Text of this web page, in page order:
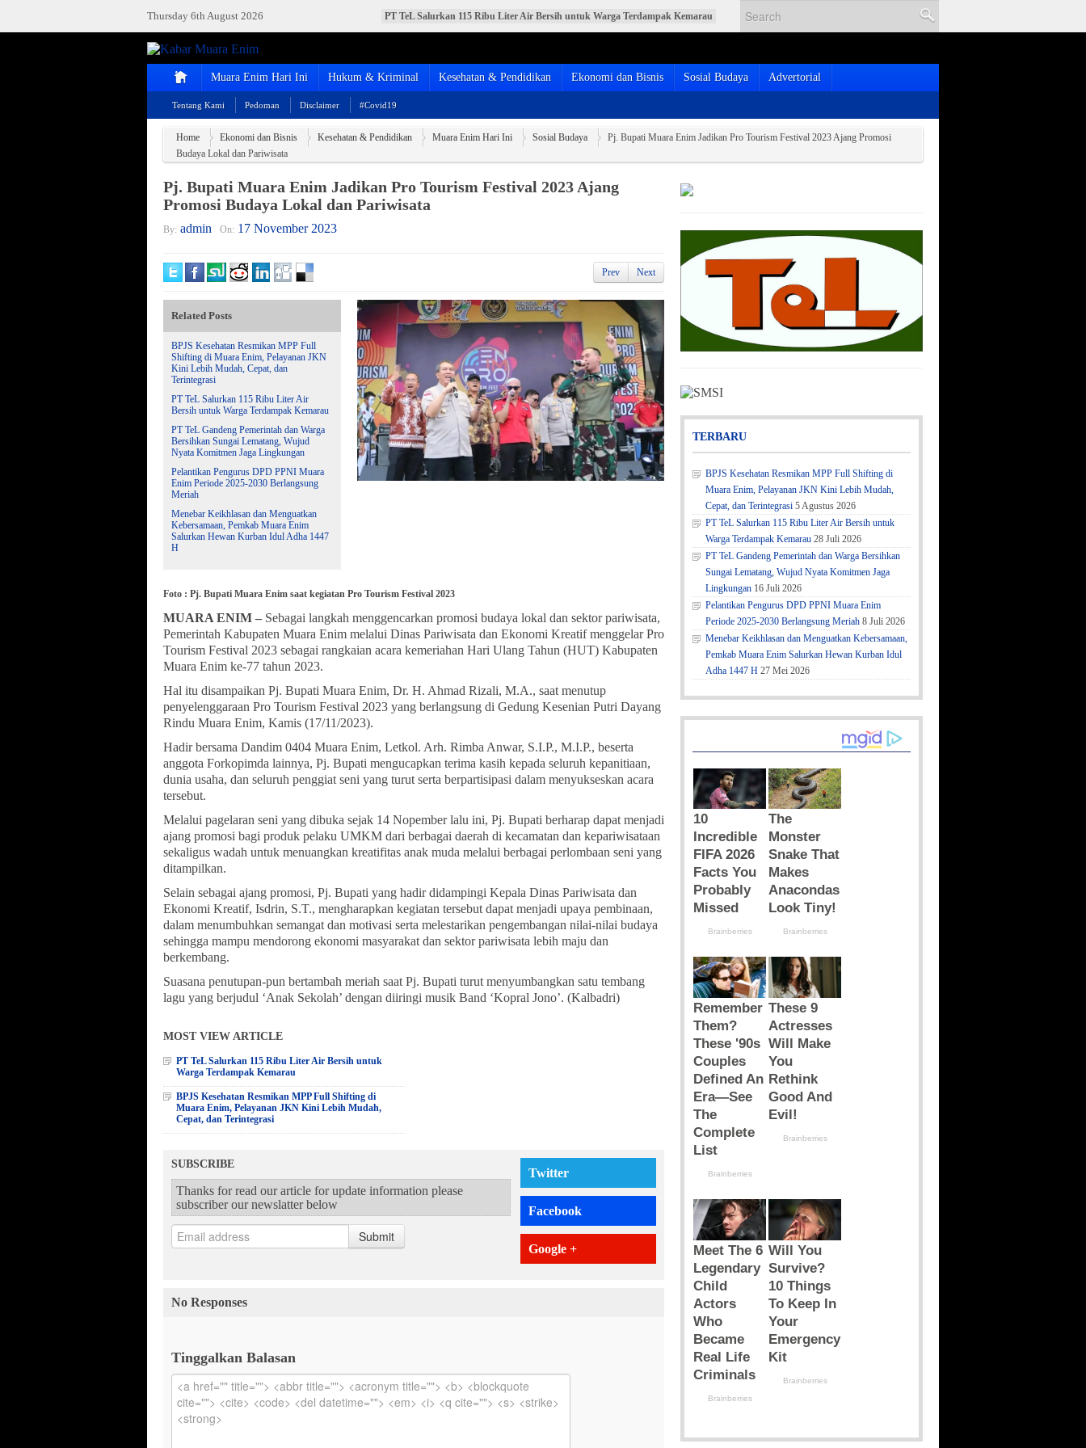
Thursday 6th August 2026
PT TeL Salurkan 115 Ribu Liter Air Bersih untuk Warga Terdampak Kemarau
Meriah
Menebar Keikhlasan dan Menguatkan Kebersamaan, Pemkab Muara Enim
Salurkan Hewan Kurban Idul Adha 1447 H
Muara Enim Hari Ini Hukum & Kriminal Kesehatan & Pendidikan Ekonomi dan Bisnis Sosial Budaya Advertorial
Tentang Kami Pedoman Disclaimer #Covid19
Home Ekonomi dan Bisnis Kesehatan & Pendidikan Muara Enim Hari Ini Sosial Budaya
Pj. Bupati Muara Enim Jadikan Pro Tourism Festival 2023 Ajang Promosi
Budaya Lokal dan Pariwisata
Pj. Bupati Muara Enim Jadikan Pro Tourism Festival 2023 Ajang
Promosi Budaya Lokal dan Pariwisata
By: admin On: 17 November 2023
Prev Next
Related Posts
BPJS Kesehatan Resmikan MPP Full
Shifting di Muara Enim, Pelayanan JKN
Kini Lebih Mudah, Cepat, dan
Terintegrasi
PT TeL Salurkan 115 Ribu Liter Air
Bersih untuk Warga Terdampak Kemarau
PT TeL Gandeng Pemerintah dan Warga
Bersihkan Sungai Lematang, Wujud
Nyata Komitmen Jaga Lingkungan
Pelantikan Pengurus DPD PPNI Muara
Enim Periode 2025-2030 Berlangsung
Meriah
Menebar Keikhlasan dan Menguatkan
Kebersamaan, Pemkab Muara Enim
Salurkan Hewan Kurban Idul Adha 1447
H
Foto : Pj. Bupati Muara Enim saat kegiatan Pro Tourism Festival 2023
MUARA ENIM – Sebagai langkah menggencarkan promosi budaya lokal dan sektor pariwisata,
Pemerintah Kabupaten Muara Enim melalui Dinas Pariwisata dan Ekonomi Kreatif menggelar Pro
Tourism Festival 2023 sebagai rangkaian acara kemeriahan Hari Ulang Tahun (HUT) Kabupaten
Muara Enim ke-77 tahun 2023.
Hal itu disampaikan Pj. Bupati Muara Enim, Dr. H. Ahmad Rizali, M.A., saat menutup
penyelenggaraan Pro Tourism Festival 2023 yang berlangsung di Gedung Kesenian Putri Dayang
Rindu Muara Enim, Kamis (17/11/2023).
Hadir bersama Dandim 0404 Muara Enim, Letkol. Arh. Rimba Anwar, S.I.P., M.I.P., beserta
anggota Forkopimda lainnya, Pj. Bupati mengucapkan terima kasih kepada seluruh kepanitiaan,
dunia usaha, dan seluruh penggiat seni yang turut serta berpartisipasi dalam menyukseskan acara
tersebut.
Melalui pagelaran seni yang dibuka sejak 14 Nopember lalu ini, Pj. Bupati berharap dapat menjadi
ajang promosi bagi produk pelaku UMKM dari berbagai daerah di kecamatan dan kepariwisataan
sekaligus wadah untuk menuangkan kreatifitas anak muda melalui berbagai perlombaan seni yang
ditampilkan.
Selain sebagai ajang promosi, Pj. Bupati yang hadir didampingi Kepala Dinas Pariwisata dan
Ekonomi Kreatif, Isdrin, S.T., mengharapkan kegiatan tersebut dapat menjadi upaya pembinaan,
dalam menumbuhkan semangat dan motivasi serta melestarikan pengembangan nilai-nilai budaya
sehingga mampu mendorong ekonomi masyarakat dan sektor pariwisata lebih maju dan
berkembang.
Suasana penutupan-pun bertambah meriah saat Pj. Bupati turut menyumbangkan satu tembang
lagu yang berjudul ‘Anak Sekolah’ dengan diiringi musik Band ‘Kopral Jono’. (Kalbadri)
MOST VIEW ARTICLE
PT TeL Salurkan 115 Ribu Liter Air Bersih untuk
Warga Terdampak Kemarau
BPJS Kesehatan Resmikan MPP Full Shifting di
Muara Enim, Pelayanan JKN Kini Lebih Mudah,
Cepat, dan Terintegrasi
SUBSCRIBE
Thanks for read our article for update information please
subscriber our newslatter below
Submit
Twitter
Facebook
Google +
No Responses
Tinggalkan Balasan
TERBARU
BPJS Kesehatan Resmikan MPP Full Shifting di
Muara Enim, Pelayanan JKN Kini Lebih Mudah,
Cepat, dan Terintegrasi 5 Agustus 2026
PT TeL Salurkan 115 Ribu Liter Air Bersih untuk
Warga Terdampak Kemarau 28 Juli 2026
PT TeL Gandeng Pemerintah dan Warga Bersihkan
Sungai Lematang, Wujud Nyata Komitmen Jaga
Lingkungan 16 Juli 2026
Pelantikan Pengurus DPD PPNI Muara Enim
Periode 2025-2030 Berlangsung Meriah 8 Juli 2026
Menebar Keikhlasan dan Menguatkan Kebersamaan,
Pemkab Muara Enim Salurkan Hewan Kurban Idul
Adha 1447 H 27 Mei 2026